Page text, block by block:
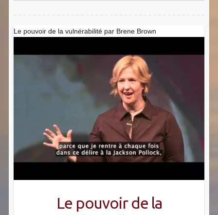
Le pouvoir de la vulnérabilité par Brene Brown
Le pouvoir de la